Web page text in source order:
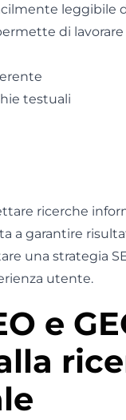
leggibile
di
testuali
ricerche
a garantire
una strategia
utente.
e